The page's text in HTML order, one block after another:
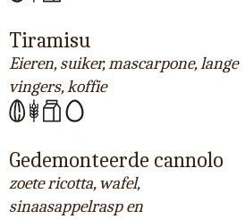
Tiramisu
Eieren, suiker, mascarpone, lange
vingers, koffie
Gedemonteerde cannolo
zoete ricotta, wafel,
sinaasappelrasp en